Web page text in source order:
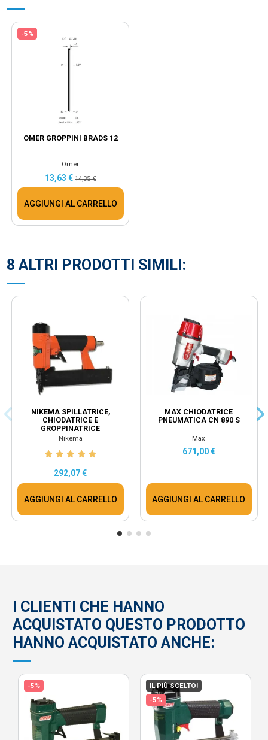
-5%
OMER GROPPINI BRADS 12
Omer
13,63 € 14,35 €
AGGIUNGI AL CARRELLO
8 ALTRI PRODOTTI SIMILI:
NIKEMA SPILLATRICE,
CHIODATRICE E
GROPPINATRICE
PNEUMATICA MG 6/30
Nikema
292,07 €
AGGIUNGI AL CARRELLO
MAX CHIODATRICE
PNEUMATICA CN 890 S
Max
671,00 €
AGGIUNGI AL CARRELLO
I CLIENTI CHE HANNO
ACQUISTATO QUESTO PRODOTTO
HANNO ACQUISTATO ANCHE:
-5%
IL PIÙ SCELTO!
-5%